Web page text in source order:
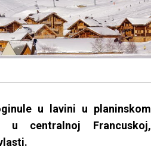
u lavini u planinskom
u centralnoj Francuskoj,